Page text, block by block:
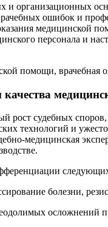
и организационных
ошибок и
медицинской
персонала и
помощи,
рост судебных
технологий и
медицинская
болезни,
осложнений